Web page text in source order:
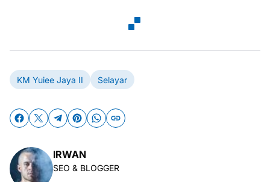
KM Yuiee Jaya II Selayar
IRWAN
SEO & BLOGGER